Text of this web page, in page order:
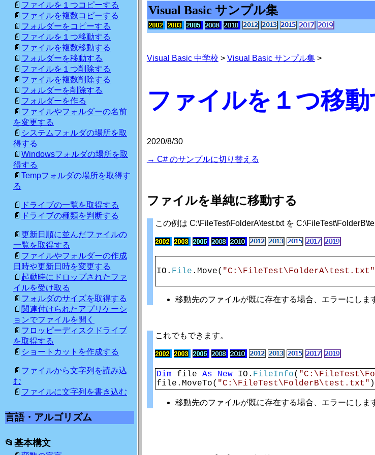
ファイルを１つコピーする
ファイルを複数コピーする
フォルダーをコピーする
ファイルを１つ移動する
ファイルを複数移動する
フォルダーを移動する
ファイルを１つ削除する
ファイルを複数削除する
フォルダーを削除する
フォルダーを作る
ファイルやフォルダーの名前
を変更する
システムフォルダの場所を取
得する
Windowsフォルダの場所を取
得する
Tempフォルダの場所を取得す
る
ドライブの一覧を取得する
ドライブの種類を判断する
更新日順に並んだファイルの
一覧を取得する
ファイルやフォルダーの作成
日時や更新日時を変更する
起動時にドロップされたファ
イルを受け取る
フォルダのサイズを取得する
関連付けられたアプリケーシ
ョンでファイルを開く
フロッピーディスクドライブ
を取得する
ショートカットを作成する
ファイルから文字列を読み込
む
ファイルに文字列を書き込む
言語・アルゴリズム
基本構文
Visual Basic サンプル集
Visual Basic 中学校 > Visual Basic サンプル集>
ファイルを１つ移動
2020/8/30
→ C# のサンプルに切り替える
ファイルを単純に移動する
この例は C:\FileTest\FolderA\test.txt を
IO. File .Move( "C:\FileTest\FolderA\test.txt"
移動先のファイルが既に存在する場合、エラーにしま
これでもできます。
Dim file As New IO. FileInfo(
file.MoveTo( "C:\FileTest\FolderB\test.txt" )
移動先のファイルが既に存在する場合、エラーにしま